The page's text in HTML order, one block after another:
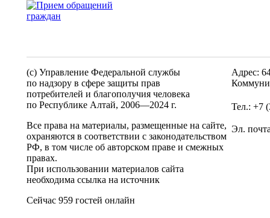
(c) Управление Федеральной службы
по надзору в сфере защиты прав
потребителей и благополучия человека
по Республике Алтай, 2006—2024 г.
Все права на материалы, размещенные на сайте,
охраняются в соответствии с законодательством
РФ, в том числе об авторском праве и смежных
правах.
При использовании материалов сайта
необходима ссылка на источник
Сейчас 959 гостей онлайн
Адрес:
Тел.: +7
Эл.